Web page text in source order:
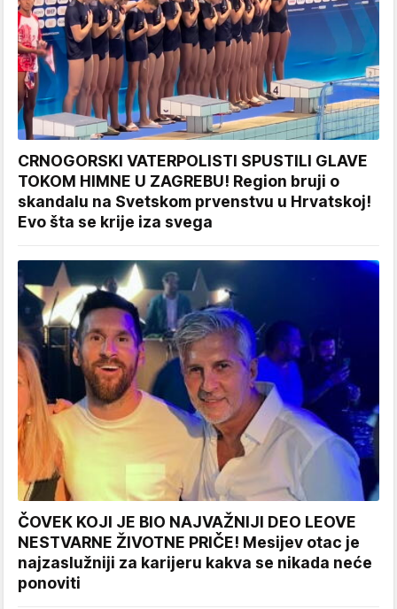
CRNOGORSKI VATERPOLISTI SPUSTILI GLAVE
TOKOM HIMNE U ZAGREBU! Region bruji o
skandalu na Svetskom prvenstvu u Hrvatskoj!
Evo šta se krije iza svega
ČOVEK KOJI JE BIO NAJVAŽNIJI DEO LEOVE
NESTVARNE ŽIVOTNE PRIČE! Mesijev otac je
najzaslužniji za karijeru kakva se nikada neće
ponoviti